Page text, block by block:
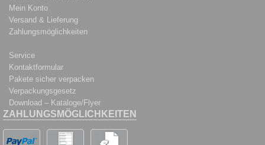
Mein Konto
Versand & Lieferung
Zahlungsmöglichkeiten
Service
Kontaktformular
Pakete sicher verpacken
Verpackungsgesetz
Download – Kataloge/Flyer
ZAHLUNGSMÖGLICHKEITEN